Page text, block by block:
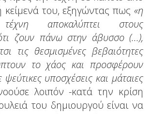
κείμενά του, εξηγώντας πως«η
τέχνη αποκαλύπτει στους
ζουν πάνω στην άβυσσο (...),
τις θεσμισμένες βεβαιότητες
το χάος και προσφέρουν
υποσχέσεις και μάταιες
λοιπόν -κατά την κρίση
του δημιουργού είναι να